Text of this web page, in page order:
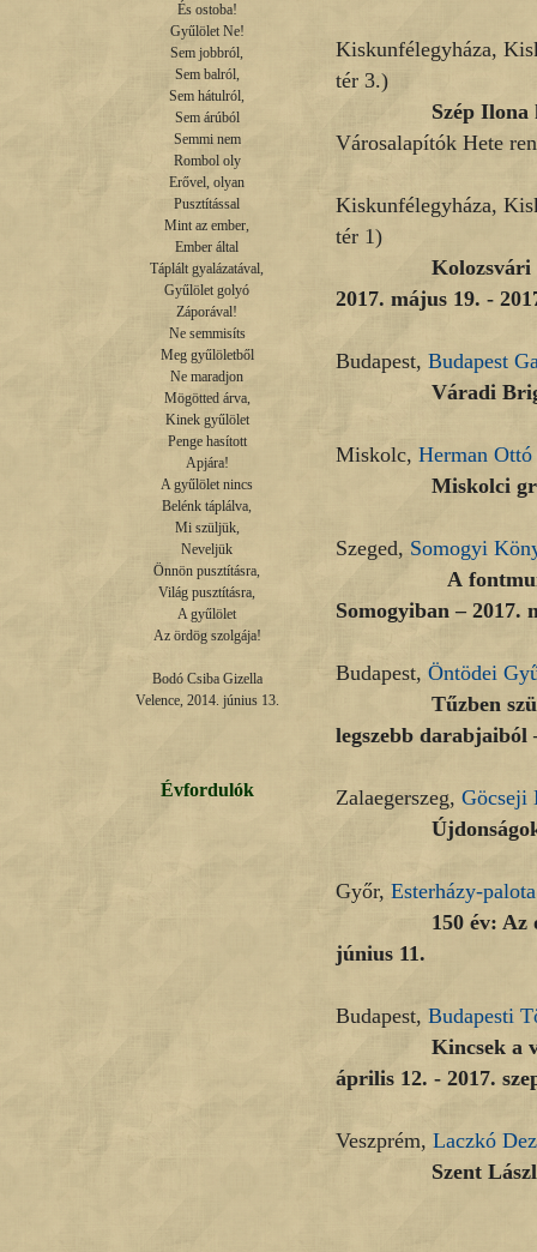
És ostoba!
Gyűlölet Ne!
Sem jobbról,
Sem balról,
Sem hátulról,
Sem árúból
Semmi nem
Rombol oly
Erővel, olyan
Pusztítással
Mint az ember,
Ember által
Táplált gyalázatával,
Gyűlölet golyó
Záporával!
Ne semmisíts
Meg gyűlöletből
Ne maradjon
Mögötted árva,
Kinek gyűlölet
Penge hasított
Apjára!
A gyűlölet nincs
Belénk táplálva,
Mi szüljük,
Neveljük
Önnön pusztításra,
Világ pusztításra,
A gyűlölet
Az ördög szolgája!
Bodó Csiba Gizella
Velence, 2014. június 13.
Évfordulók
Kiskunfélegyháza,
tér 3.)
Szép Ilona
Városalapítók Hete
Kiskunfélegyháza,
tér 1)
Kolozsvári
2017. május 19. -
Budapest, Budapest
Váradi Brigitta
Miskolc, Herman
Miskolci grafikai
Szeged, Somogyi
A
Somogyiban – 2017.
Budapest, Öntödei
Tűzben született
legszebb darabjaiból
Zalaegerszeg, Göcseji
Újdonságok,
Győr, Esterházy-palota
150 év: Az
június 11.
Budapest, Budapesti
Kincsek a város
április 12. - 2017.
Veszprém, Laczkó
Szent László